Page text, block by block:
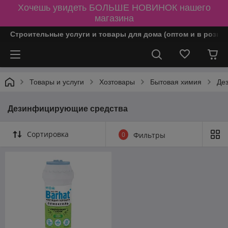
Хочешь увидеть БОЛЬШЕ НОВИНОК нашего
магазина
Строительные услуги и товары для дома (оптом и в
Товары и услуги Хозтовары Бытовая химия
Дезинфицирующие средства
Сортировка 0 Фильтры